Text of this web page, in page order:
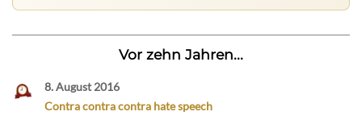
Vor zehn Jahren...
8. August 2016
Contra contra contra hate speech